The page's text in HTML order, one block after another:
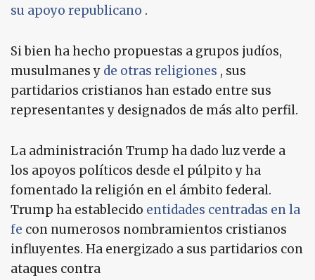
su apoyo republicano .
Si bien ha hecho propuestas a grupos judíos,
musulmanes y de otras religiones , sus
partidarios cristianos han estado entre sus
representantes y designados de más alto perfil.
La administración Trump ha dado luz verde a
los apoyos políticos desde el púlpito y ha
fomentado la religión en el ámbito federal.
Trump ha establecido entidades centradas en la
fe con numerosos nombramientos cristianos
influyentes. Ha energizado a sus partidarios con
ataques contra